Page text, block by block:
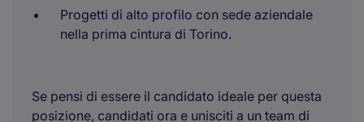
Progetti di alto profilo con sede aziendale
nella prima cintura di Torino.
Se pensi di essere il candidato ideale per questa
posizione, candidati ora e unisciti a un team di